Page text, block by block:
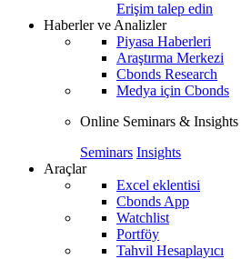
Erişim talep edin
Haberler ve Analizler
Piyasa Haberleri
Araştırma Merkezi
Cbonds Research
Medya için Cbonds
Online Seminars & Insights
Seminars Insights
Araçlar
Excel eklentisi
Cbonds App
Watchlist
Portföy
Tahvil Hesaplayıcı